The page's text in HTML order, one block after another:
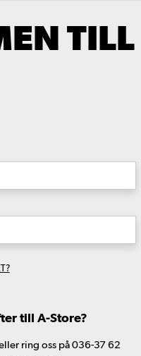
TILL
till A-Store?
ring oss på 036-37 62